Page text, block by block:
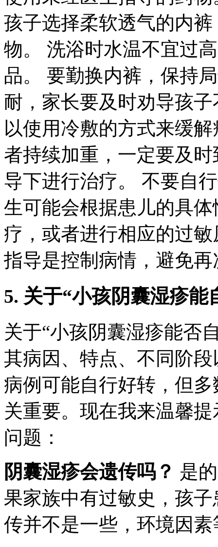
孩子选择柔软透气的内
物。 洗浴时水温不宜过
品。 要勤换内裤，保持
耐，家长要及时劝导孩
以使用冷敷的方式来缓
者持续加重，一定要及
导下进行治疗。 不要自
生可能会根据患儿的具
疗，或者进行相应的过
指导是控制病情，避免
5. 关于“小孩阴囊湿疹
关于“小孩阴囊湿疹能否
其病因、特点、不同阶
病例可能自行好转，但
关重要。现在我来温馨
问题：
阴囊湿疹会遗传吗？ 是
果家族中有过敏史，孩
传并不是一些，环境因